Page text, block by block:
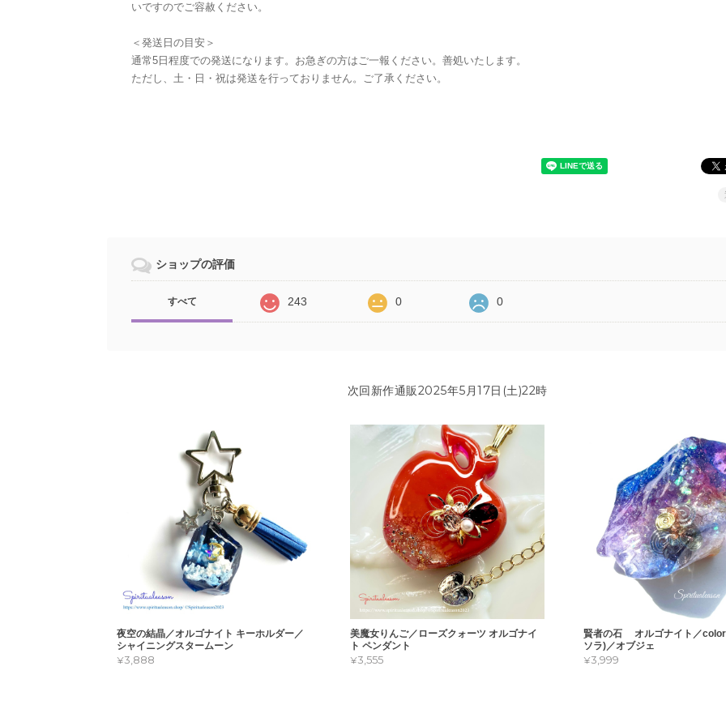
いですのでご容赦ください。
＜発送日の目安＞
通常5日程度での発送になります。お急ぎの方はご一報ください。善処いたします。
ただし、土・日・祝は発送を行っておりません。ご了承ください。
ショップの評価
すべて 243 0 0
次回新作通販2025年5月17日(土)22時
夜空の結晶／オルゴナイト キーホルダー／
シャイニングスタームーン
¥3,888
美魔女りんご／ローズクォーツ オルゴナイ
ト ペンダント
¥3,555
賢者の石 オルゴナイト／
ソラ)／オブジェ
¥3,999